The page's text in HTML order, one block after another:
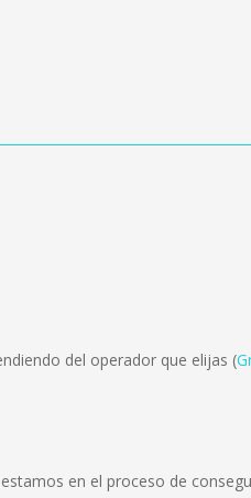
del operador que elijas (
en el proceso de